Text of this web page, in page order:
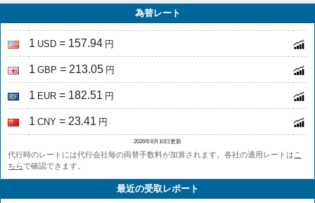
為替レート
1 USD = 157.94 円
1 GBP = 213.05 円
1 EUR = 182.51 円
1 CNY = 23.41 円
2026年8月10日更新
代行時のレートには代行会社毎の両替手数料が加算されます。各社の適用レートはこ
ちらで確認できます。
最近の受取レポート